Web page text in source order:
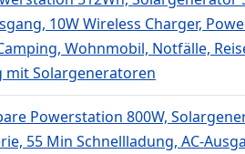
10W Wireless Charger,
Wohnmobil, Notfälle,
Solargeneratoren
Powerstation 800W,
55 Min Schnellladung, AC-